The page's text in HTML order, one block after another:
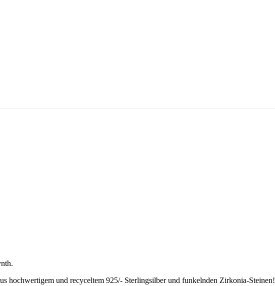
und recyceltem 925/- Sterlingsilber und funkelnden Zirkonia-